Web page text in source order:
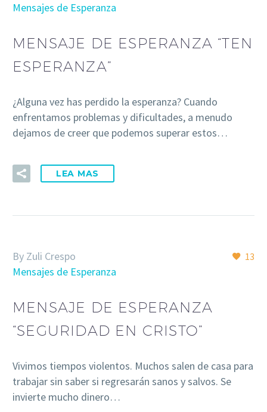
Mensajes de Esperanza
MENSAJE DE ESPERANZA “TEN
ESPERANZA”
¿Alguna vez has perdido la esperanza? Cuando
enfrentamos problemas y dificultades, a menudo
dejamos de creer que podemos superar estos…
LEA MAS
13
By Zuli Crespo
Mensajes de Esperanza
MENSAJE DE ESPERANZA
“SEGURIDAD EN CRISTO”
Vivimos tiempos violentos. Muchos salen de casa para
trabajar sin saber si regresarán sanos y salvos. Se
invierte mucho dinero…